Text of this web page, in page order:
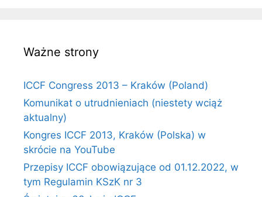
Ważne strony
ICCF Congress 2013 – Kraków (Poland)
Komunikat o utrudnieniach (niestety wciąż
aktualny)
Kongres ICCF 2013, Kraków (Polska) w
skrócie na YouTube
Przepisy ICCF obowiązujące od 01.12.2022, w
tym Regulamin KSzK nr 3